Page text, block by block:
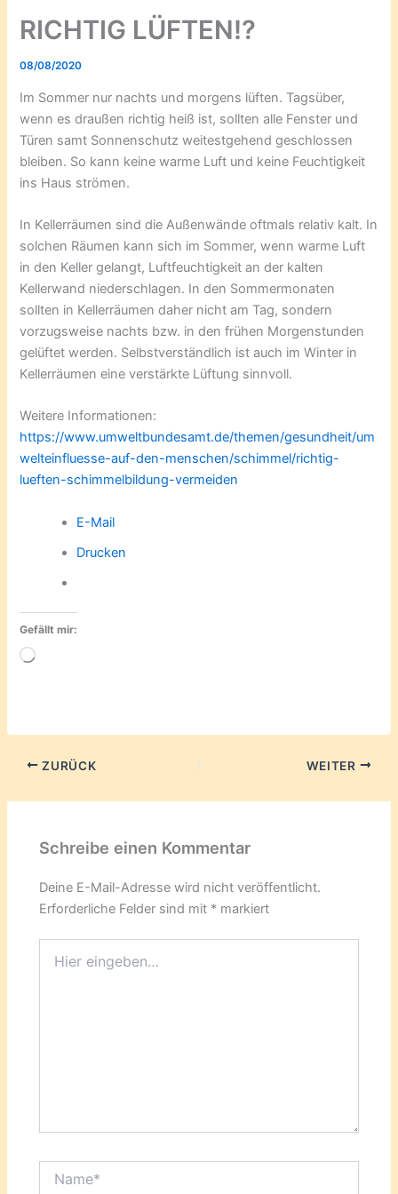
RICHTIG LÜFTEN!?
08/08/2020
Im Sommer nur nachts und morgens lüften. Tagsüber,
wenn es draußen richtig heiß ist, sollten alle Fenster und
Türen samt Sonnenschutz weitestgehend geschlossen
bleiben. So kann keine warme Luft und keine Feuchtigkeit
ins Haus strömen.
In Kellerräumen sind die Außenwände oftmals relativ kalt. In
solchen Räumen kann sich im Sommer, wenn warme Luft
in den Keller gelangt, Luftfeuchtigkeit an der kalten
Kellerwand niederschlagen. In den Sommermonaten
sollten in Kellerräumen daher nicht am Tag, sondern
vorzugsweise nachts bzw. in den frühen Morgenstunden
gelüftet werden. Selbstverständlich ist auch im Winter in
Kellerräumen eine verstärkte Lüftung sinnvoll.
Weitere Informationen:
https://www.umweltbundesamt.de/themen/gesundheit/um
welteinfluesse-auf-den-menschen/schimmel/richtig-
lueften-schimmelbildung-vermeiden
E-Mail
Drucken
Gefällt mir:
Wird
ZURÜCK WEITER
Schreibe einen Kommentar
Deine E-Mail-Adresse wird nicht veröffentlicht.
Erforderliche Felder sind mit * markiert
eingeben…